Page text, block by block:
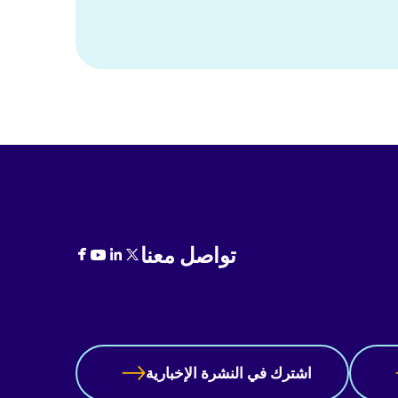
اشترك في النشرة الإخبارية
تواصل معنا